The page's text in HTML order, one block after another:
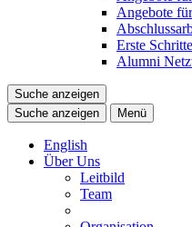
Angebote
Erste
Alumni
Suche anzeigen
Suche anzeigen
Menü
English
Über Uns
Leitbild
Team